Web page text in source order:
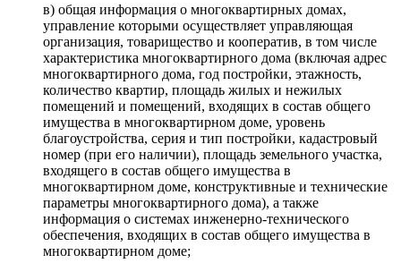
в) общая информация о многоквартирных домах,
управление которыми осуществляет управляющая
организация, товарищество и кооператив, в том числе
характеристика многоквартирного дома (включая адрес
многоквартирного дома, год постройки, этажность,
количество квартир, площадь жилых и нежилых
помещений и помещений, входящих в состав общего
имущества в многоквартирном доме, уровень
благоустройства, серия и тип постройки, кадастровый
номер (при его наличии), площадь земельного участка,
входящего в состав общего имущества в
многоквартирном доме, конструктивные и технические
параметры многоквартирного дома), а также
информация о системах инженерно-технического
обеспечения, входящих в состав общего имущества в
многоквартирном доме;